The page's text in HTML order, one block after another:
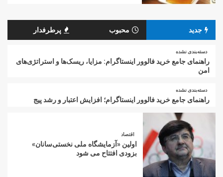
جدید محبوب پرطرفدار
دسته‌بندی نشده
راهنمای جامع خرید فالوور اینستاگرام: مزایا، ریسک‌ها و استراتژی‌های
امن
دسته‌بندی نشده
راهنمای جامع خرید فالوور اینستاگرام؛ افزایش اعتبار و رشد پیج
اقتصاد
اولین «آزمایشگاه ملی نخستی‌سانان»
بزودی افتتاح می شود